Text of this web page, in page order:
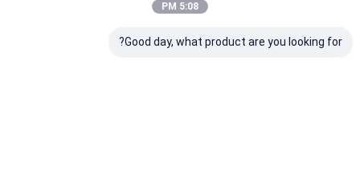
دستگاه برش و دوخت اتوماتیک
5:08 PM
Good day, what product are you looking for?